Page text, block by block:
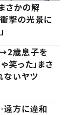
さかの解
撃の光景に
歳息子を
笑った」まさ
ないヤツ
遠方に違和